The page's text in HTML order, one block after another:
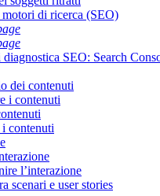
di ricerca (SEO)
SEO: Search
dei contenuti
i contenuti
contenuti
l’interazione
scenari e user stories